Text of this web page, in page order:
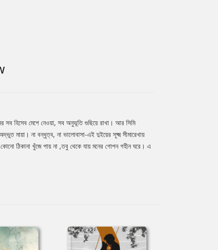
হিসেব মেপে নেওয়া, সব অনুভূতি গুছিয়ে রাখা। আর সিমি
মায়া। না বন্ধুত্ব, না ভালোবাসা-এই দুইয়ের সূক্ষ্ম সীমারেখায়
কোনো ঠিকানা খুঁজে পায় না ,তবু থেকে যায় মনের গোপন গহীন ঘরে। এ